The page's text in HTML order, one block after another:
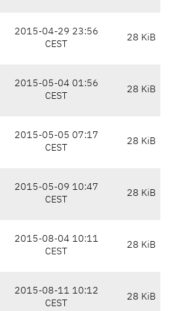
2015-04-29 23:56
CEST
28 KiB
2015-05-04 01:56
CEST
28 KiB
2015-05-05 07:17
CEST
28 KiB
2015-05-09 10:47
CEST
28 KiB
2015-08-04 10:11
CEST
28 KiB
2015-08-11 10:12
CEST
28 KiB